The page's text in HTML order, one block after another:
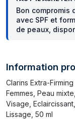
Bon compromis
avec SPF et
de peaux,
Information
Clarins Extra-
Femmes, Peau
Visage,
Lissage, 50 ml